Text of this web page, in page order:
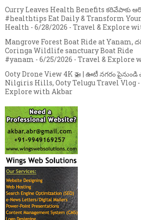
Curry Leaves Health Benefits కరివేపాకు
#healthtips Eat Daily & Transform Your
Health - 6/28/2026 - Travel & Explore
Mangrove Forest Boat Ride at
Coringa Wildlife sanctuary Boat Ride
#yanam - 6/25/2026 - Travel & Explore
Ooty Drone View 4K 🚁 | ఊటీ నగరం పైనుండి
Nilgiris Hills, Ooty Telugu Travel Vlog
Explore with Akbar